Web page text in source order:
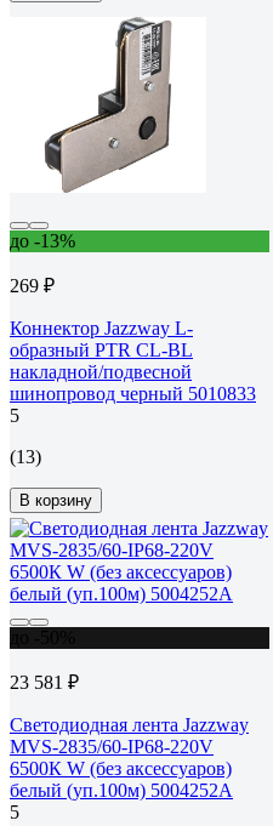
до -13%
269 ₽
Коннектор Jazzway L-
образный PTR CL-BL
накладной/подвесной
шинопровод черный 5010833
5
(13)
В корзину
23 581 ₽
Светодиодная лента Jazzway
MVS-2835/60-IP68-220V
6500К W (без аксессуаров)
белый (уп.100м) 5004252A
5